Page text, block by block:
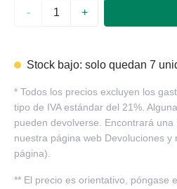
- +
Stock bajo: solo quedan 7
* Todos los precios excluyen los
tipo de IVA estándar del 21%.
pueden devolverse. Encontrará
nuestra página web Devoluciones
página).
** El precio es orientativo, póngase